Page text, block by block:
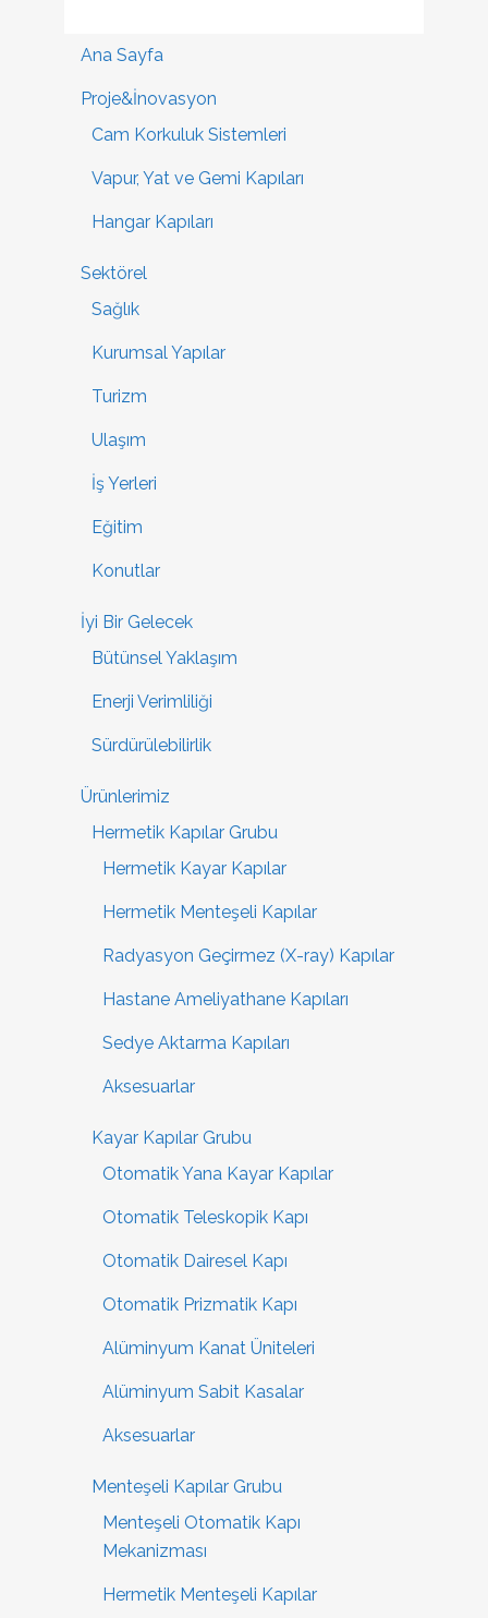
Ana Sayfa
Proje&İnovasyon
Cam Korkuluk Sistemleri
Vapur, Yat ve Gemi Kapıları
Hangar Kapıları
Sektörel
Sağlık
Kurumsal Yapılar
Turizm
Ulaşım
İş Yerleri
Eğitim
Konutlar
İyi Bir Gelecek
Bütünsel Yaklaşım
Enerji Verimliliği
Sürdürülebilirlik
Ürünlerimiz
Hermetik Kapılar Grubu
Hermetik Kayar Kapılar
Hermetik Menteşeli Kapılar
Radyasyon Geçirmez (X-ray) Kapılar
Hastane Ameliyathane Kapıları
Sedye Aktarma Kapıları
Aksesuarlar
Kayar Kapılar Grubu
Otomatik Yana Kayar Kapılar
Otomatik Teleskopik Kapı
Otomatik Dairesel Kapı
Otomatik Prizmatik Kapı
Alüminyum Kanat Üniteleri
Alüminyum Sabit Kasalar
Aksesuarlar
Menteşeli Kapılar Grubu
Menteşeli Otomatik Kapı
Mekanizması
Hermetik Menteşeli Kapılar